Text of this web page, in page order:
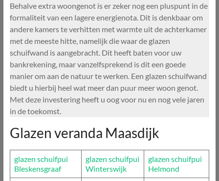
Behalve extra woongenot is er zeker nog een pluspunt in de
formaliteit van een lagere energienota. Dit is denkbaar om
andere kamers te verhitten met warmte uit de achterkamer
met de meeste hitte, namelijk die waar de glazen
schuifwand is aangebracht. Dit heeft baten voor uw
bankrekening, maar vanzelfsprekend is dit een goede
manier om aan de natuur te werken. Een glazen schuifwand
biedt u hierbij heel wat meer dan puur meer woon genot.
Met deze investering heeft u oog voor nu en nog vele jaren
in de toekomst.
Glazen veranda Maasdijk
glazen schuifpui
Bleskensgraaf
glazen schuifpui
Winterswijk
glazen schuifpui
Helmond